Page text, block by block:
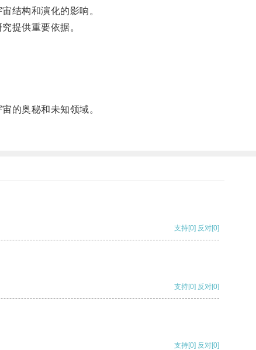
结构和演化的影响。
提供重要依据。
的奥秘和未知领域。
支持[0] 反对[0]
支持[0] 反对[0]
支持[0] 反对[0]